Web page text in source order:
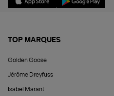
TOP MARQUES
Golden Goose
Jérôme Dreyfuss
Isabel Marant